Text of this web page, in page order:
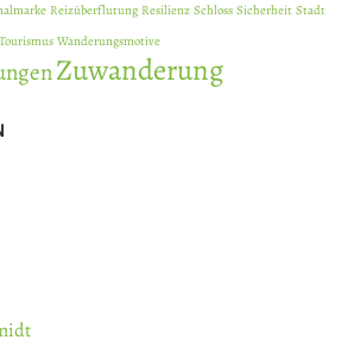
Reizüberflutung Resilienz Schloss Sicherheit Stadt
Tourismus Wanderungsmotive
Zuwanderung